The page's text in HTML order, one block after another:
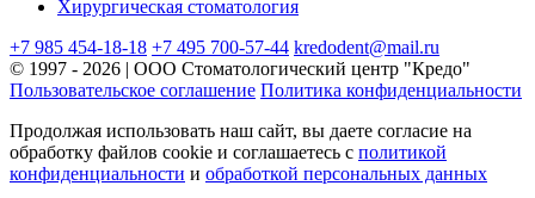
Хирургическая стоматология
+7 985 454-18-18 +7 495 700-57-44 kredodent@mail.ru
© 1997 - 2026 | ООО Стоматологический центр "Кредо"
Пользовательское соглашение Политика конфиденциальности
Продолжая использовать наш сайт, вы даете согласие на
обработку файлов cookie и соглашаетесь с политикой
конфиденциальности и обработкой персональных данных